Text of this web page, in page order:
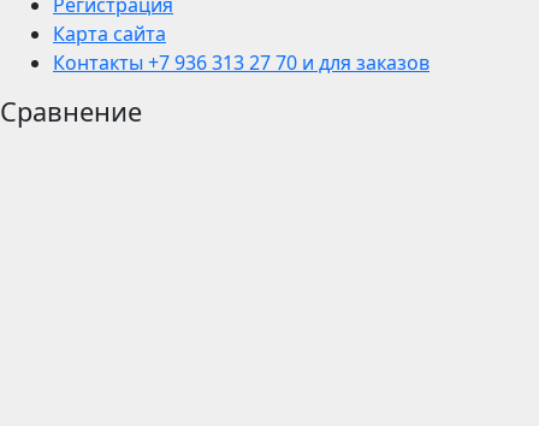
Карта сайта
Контакты +7 936 313 27 70 и для заказов
Сравнение